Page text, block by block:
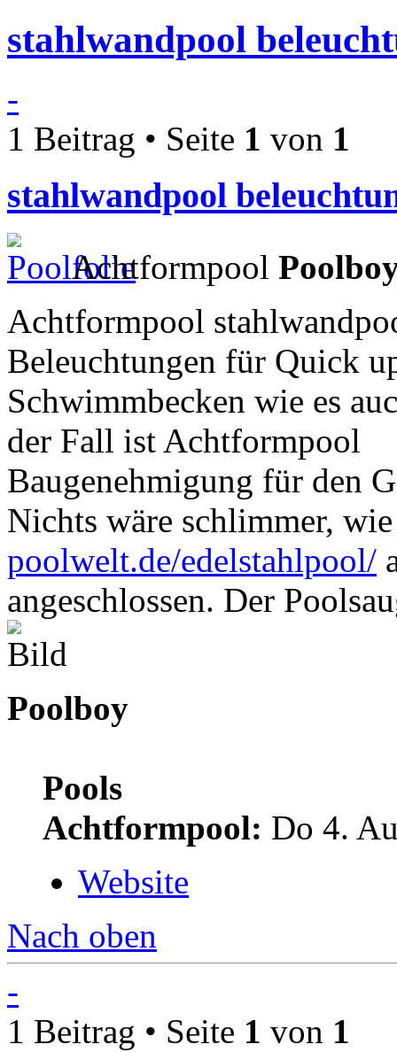
stahlwandpool
-
1 Beitrag • Seite 1 von 1
stahlwandpool
Achtformpool
Achtformpool
Beleuchtungen für Quick
Schwimmbecken wie es
der Fall ist Achtformpool
Baugenehmigung für den
Nichts wäre schlimmer,
poolwelt.de/edelstahlpool/
angeschlossen. Der
Poolboy
Pools
Achtformpool: Do 4.
Website
Nach oben
-
1 Beitrag • Seite 1 von 1